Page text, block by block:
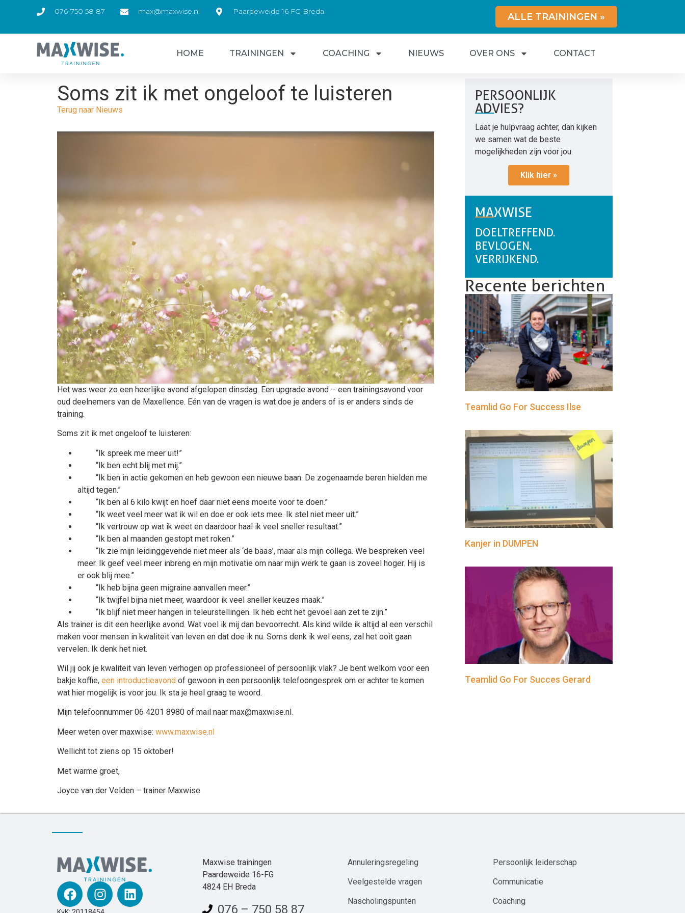
076-750 58 87 max@maxwise.nl Paardeweide 16 FG Breda ALLE TRAININGEN »
HOME TRAININGEN COACHING NIEUWS OVER ONS CONTACT
Soms zit ik met ongeloof te luisteren
Terug naar Nieuws
Het was weer zo een heerlijke avond afgelopen dinsdag. Een upgrade avond – een trainingsavond voor
oud deelnemers van de Maxellence. Eén van de vragen is wat doe je anders of is er anders sinds de
training.
Soms zit ik met ongeloof te luisteren:
“Ik spreek me meer uit!”
“Ik ben echt blij met mij.”
“Ik ben in actie gekomen en heb gewoon een nieuwe baan. De zogenaamde beren hielden me
altijd tegen.”
“Ik ben al 6 kilo kwijt en hoef daar niet eens moeite voor te doen.”
“Ik weet veel meer wat ik wil en doe er ook iets mee. Ik stel niet meer uit.”
“Ik vertrouw op wat ik weet en daardoor haal ik veel sneller resultaat.”
“Ik ben al maanden gestopt met roken.”
“Ik zie mijn leidinggevende niet meer als ‘de baas’, maar als mijn collega. We bespreken veel
meer. Ik geef veel meer inbreng en mijn motivatie om naar mijn werk te gaan is zoveel hoger. Hij is
er ook blij mee.”
“Ik heb bijna geen migraine aanvallen meer.”
“Ik twijfel bijna niet meer, waardoor ik veel sneller keuzes maak.”
“Ik blijf niet meer hangen in teleurstellingen. Ik heb echt het gevoel aan zet te zijn.”
Als trainer is dit een heerlijke avond. Wat voel ik mij dan bevoorrecht. Als kind wilde ik altijd al een verschil
maken voor mensen in kwaliteit van leven en dat doe ik nu. Soms denk ik wel eens, zal het ooit gaan
vervelen. Ik denk het niet.
Wil jij ook je kwaliteit van leven verhogen op professioneel of persoonlijk vlak? Je bent welkom voor een
bakje koffie, een introductieavond of gewoon in een persoonlijk telefoongesprek om er achter te komen
wat hier mogelijk is voor jou. Ik sta je heel graag te woord.
Mijn telefoonnummer 06 4201 8980 of mail naar max@maxwise.nl.
Meer weten over maxwise: www.maxwise.nl
Wellicht tot ziens op 15 oktober!
Met warme groet,
Joyce van der Velden – trainer Maxwise
PERSOONLIJK
ADVIES?
Laat je hulpvraag achter, dan kijken
we samen wat de beste
mogelijkheden zijn voor jou.
Klik hier »
MAXWISE
DOELTREFFEND.
BEVLOGEN.
VERRIJKEND.
Recente berichten
Teamlid Go For Success Ilse
Kanjer in DUMPEN
Teamlid Go For Succes Gerard
Maxwise trainingen
Paardeweide 16-FG
4824 EH Breda
076 – 750 58 87
Annuleringsregeling
Veelgestelde vragen
Nascholingspunten
Persoonlijk leiderschap
Communicatie
Coaching